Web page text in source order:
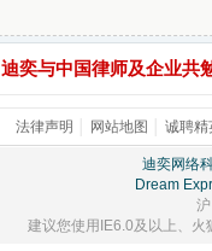
迪奕与中国律师及企业共
法律声明 网站地图 │诚聘精
迪奕网络
Dream
建议您使用IE6.0及以上、